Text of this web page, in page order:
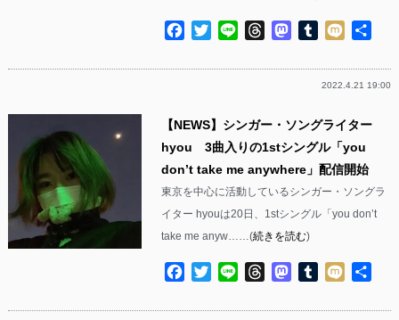
Facebook
TwitterLine ThreadsMastodon
Tumblr
Mixi
2022.4.21 19:00
【NEWS】シンガー・ソングライター
hyou 3曲入りの1stシングル「you
don’t take me anywhere」配信開始
東京を中心に活動しているシンガー・ソングラ
イター hyouは20日、1stシングル「you don’t
take me anyw……(続きを読む)
Facebook
TwitterLine ThreadsMastodon
Tumblr
Mixi